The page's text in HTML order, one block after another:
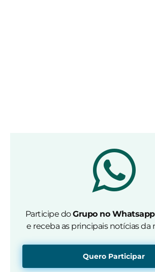
Participe doGrupo no
e receba as principais notícias da
Quero Participar